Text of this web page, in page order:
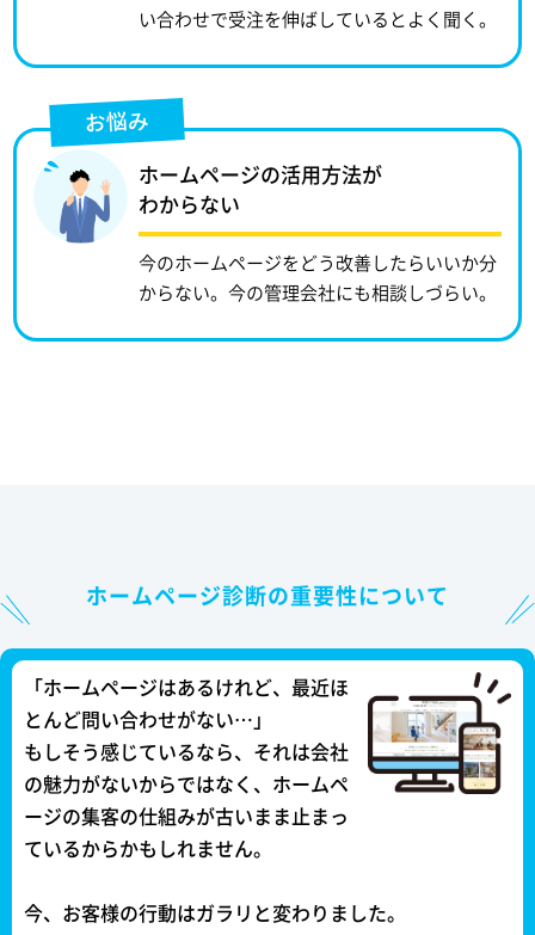
い合わせで受注を伸ばしているとよく聞く。
お悩み
ホームページの活用方法が
わからない
今のホームページをどう改善したらいいか分
からない。今の管理会社にも相談しづらい。
ホームページ診断の重要性について
「ホームページはあるけれど、最近ほ
とんど問い合わせがない…」
もしそう感じているなら、それは会社
の魅力がないからではなく、ホームペ
ージの集客の仕組みが古いまま止まっ
ているからかもしれません。
今、お客様の行動はガラリと変わりました。